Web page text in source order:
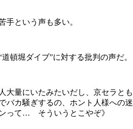
という声も多い。
頓堀ダイブ”に対する批判の声だ。
大量にいたみたいだし、京セラとも
バカ騒ぎするの、ホント人様への迷
って… そういうとこやぞ》